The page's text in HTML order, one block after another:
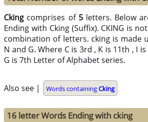
Cking comprises of 5letters. Below
Ending with Cking (Suffix). CKING is
combination of letters. cking is made
N and G. Where C is 3rd , K is 11th , I
G is 7th Letter of Alphabet series.
Also see | Words containingCking
16 letter Words Ending with cking